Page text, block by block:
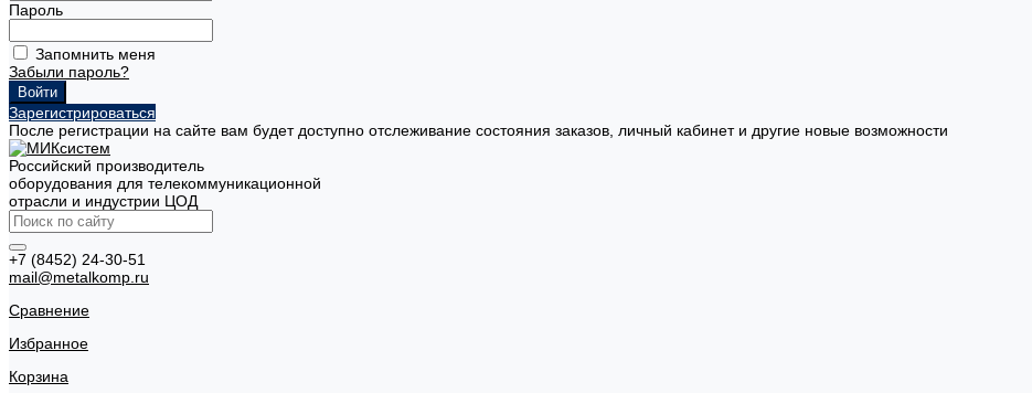
Пароль
Запомнить меня
Забыли пароль?
Зарегистрироваться
После регистрации на сайте вам будет доступно отслеживание состояния заказов, личный кабинет и другие новые возможности
Российский производитель
оборудования для телекоммуникационной
отрасли и индустрии ЦОД
+7 (8452) 24-30-51
mail@metalkomp.ru
Сравнение
Избранное
Корзина